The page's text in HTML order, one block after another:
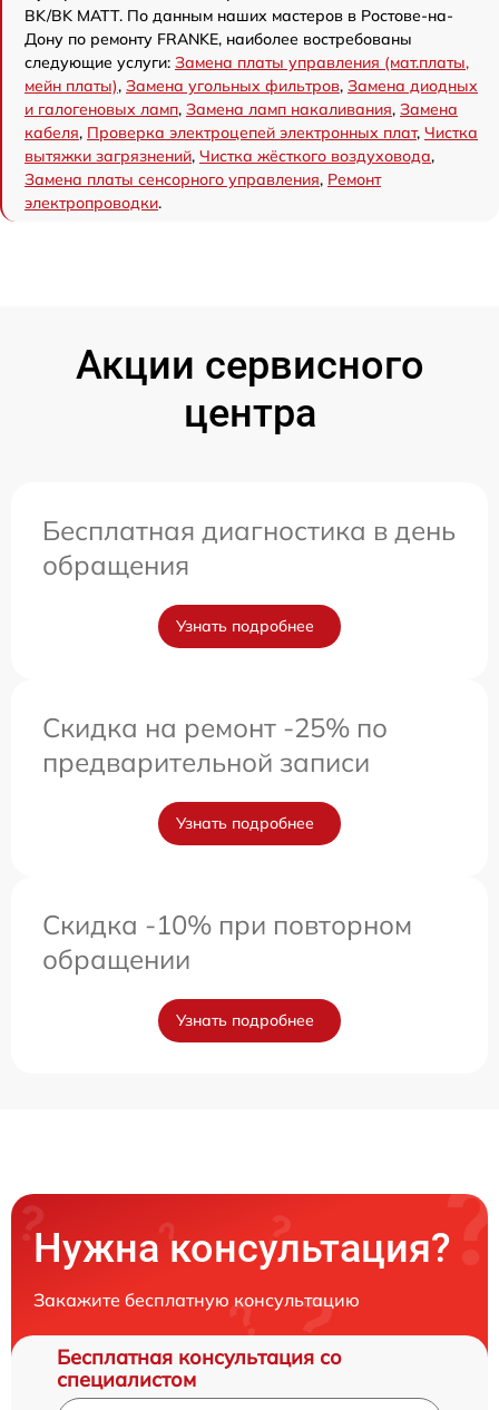
BK/BK MATT. По данным наших мастеров в Ростове-на-
Дону по ремонту FRANKE, наиболее востребованы
следующие услуги: Замена платы управления (мат.платы,
мейн платы), Замена угольных фильтров, Замена диодных
и галогеновых ламп, Замена ламп накаливания, Замена
кабеля, Проверка электроцепей электронных плат, Чистка
вытяжки загрязнений, Чистка жёсткого воздуховода,
Замена платы сенсорного управления, Ремонт
электропроводки.
Акции сервисного
центра
Бесплатная диагностика в день
обращения
Узнать подробнее
Скидка на ремонт -25% по
предварительной записи
Узнать подробнее
Скидка -10% при повторном
обращении
Узнать подробнее
Нужна консультация?
Закажите бесплатную консультацию
Бесплатная консультация со
специалистом